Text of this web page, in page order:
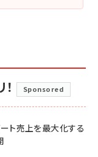
Sponsored
ート売上を最大化する